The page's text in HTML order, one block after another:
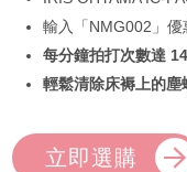
輸入「NMG002」優
每分鐘拍打次數達
輕鬆清除床褥上的塵
立即選購